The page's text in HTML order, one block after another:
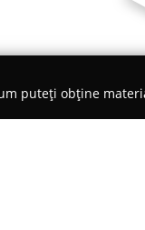
puteți obține